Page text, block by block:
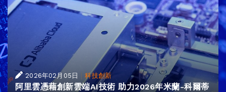
2026年02月05日 |科技創新
阿里雲憑藉創新雲端AI技術 助力2026年米蘭-科爾蒂